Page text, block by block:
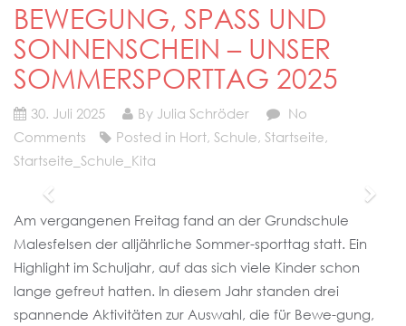
BEWEGUNG, SPASS UND S
ONNENSCHEIN – UNSER S
OMMERSPORTTAG 2025
30. Juli 2025 By Julia Schröder
No
Comments
Posted in Hort, Schule, Startseite,
Startseite_Schule_Kita
Am vergangenen Freitag fand an der Grundschule
Malesfelsen der alljährliche Sommer-sporttag statt. Ein
Highlight im Schuljahr, auf das sich viele Kinder schon
lange gefreut hatten. In diesem Jahr standen drei
spannende Aktivitäten zur Auswahl, die für Bewe-gung,